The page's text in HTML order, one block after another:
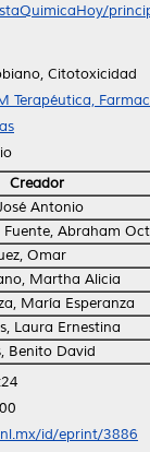
Citotoxicidad
Terapéutica,
Creador
Antonio
Fuente, Abraham
Omar
Martha Alicia
María Esperanza
Laura Ernestina
Benito David
id/eprint/3886